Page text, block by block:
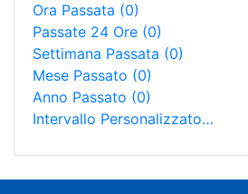
Ora Passata (0)
Passate 24 Ore (0)
Settimana Passata (0)
Mese Passato (0)
Anno Passato (0)
Intervallo Personalizzato…